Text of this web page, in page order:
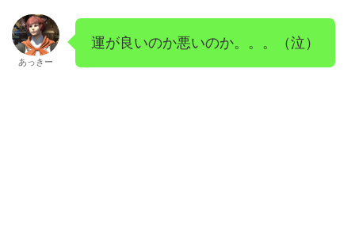
あっきー
運が良いのか悪いのか。。。（泣）